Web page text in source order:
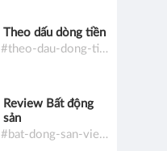
Theo dấu dòng tiền
#theo-dau-dong-tien
Review Bất động
sản
#bat-dong-san-viet-nam